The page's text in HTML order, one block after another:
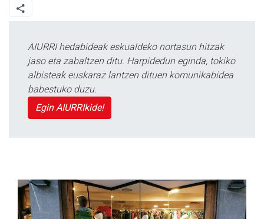
AIURRI hedabideak eskualdeko nortasun hitzak
jaso eta zabaltzen ditu. Harpidedun eginda, tokiko
albisteak euskaraz lantzen dituen komunikabidea
babestuko duzu.
Egin AIURRIkide!